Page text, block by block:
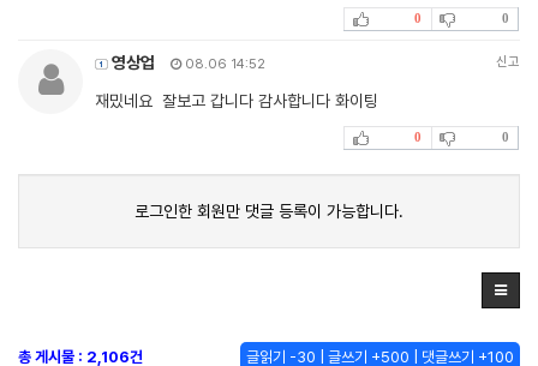
0 0
영상업 08.06 14:52 신고
재밌네요 잘보고 갑니다 감사합니다 화이팅
0 0
로그인한 회원만 댓글 등록이 가능합니다.
글읽기 -30 | 글쓰기 +500 | 댓글쓰기 +100
총 게시물 : 2,106건